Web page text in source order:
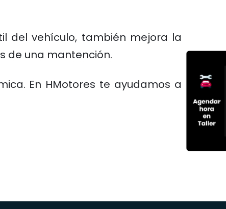
del vehículo, también mejora la
de una mantención.
En HMotores te ayudamos a